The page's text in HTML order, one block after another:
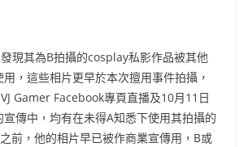
現其為B拍攝的cosplay私影作品被其他
，這些相片更早於本次擅用事件拍攝，
Gamer Facebook專頁直播及10月11日
傳中，均有在未得A知悉下使用其拍攝的
前，他的相片早已被作商業宣傳用，B或